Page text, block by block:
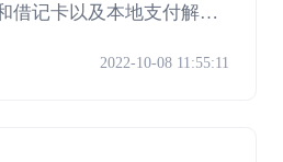
借记卡以及本地支付解决
合其业务和客户的需求。Z
供量身定制的专业知识和
2022-10-08 11:55:11